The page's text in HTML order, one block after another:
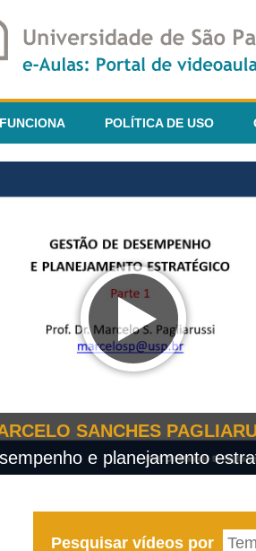
POLÍTICA DE USO
SANCHES
e planejamento
Pesquisar vídeos por